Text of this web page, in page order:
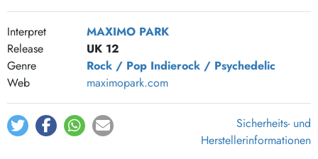
Interpret
MAXIMO PARK
Release
UK 12
Genre
Rock / Pop Indierock / Psychedelic
Web
maximopark.com
Sicherheits- und
Herstellerinformationen